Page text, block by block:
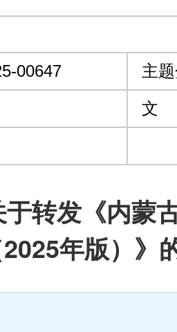
00647 主
文
转发《内蒙
2025年版）》